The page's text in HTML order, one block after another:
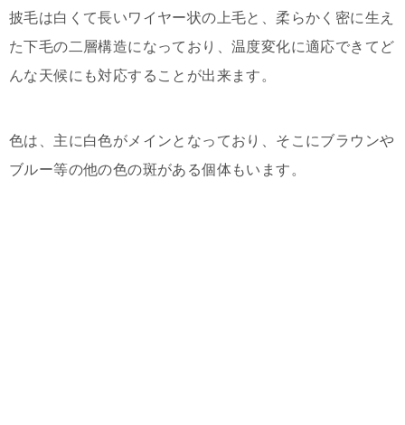
披毛は白くて長いワイヤー状の上毛と、柔らかく密に生え
た下毛の二層構造になっており、温度変化に適応できてど
んな天候にも対応することが出来ます。
色は、主に白色がメインとなっており、そこにブラウンや
ブルー等の他の色の斑がある個体もいます。